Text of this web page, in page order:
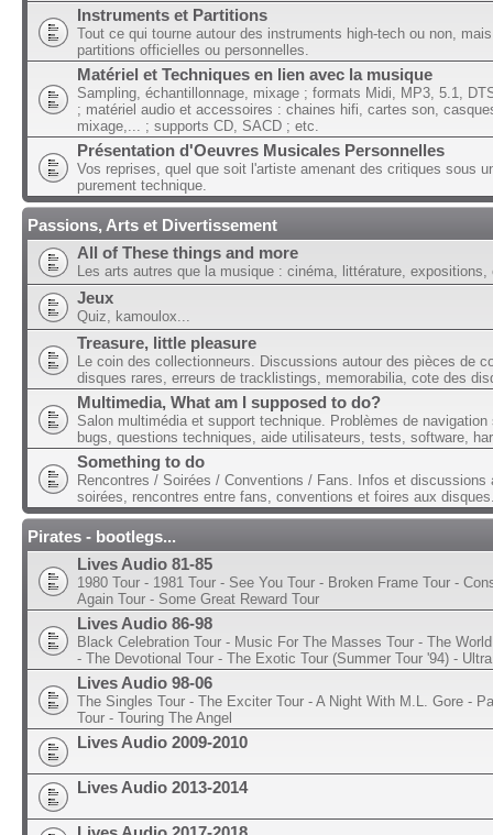
Instruments et Partitions
Tout ce qui tourne autour des instruments high-tech ou non,
partitions officielles ou personnelles.
Matériel et Techniques en lien avec la musique
Sampling, échantillonnage, mixage ; formats Midi, MP3, 5.1,
; matériel audio et accessoires : chaines hifi, cartes son,
mixage,... ; supports CD, SACD ; etc.
Présentation d'Oeuvres Musicales Personnelles
Vos reprises, quel que soit l'artiste amenant des critiques sous
purement technique.
Passions, Arts et Divertissement
All of These things and more
Les arts autres que la musique : cinéma, littérature, expositions,
Jeux
Quiz, kamoulox...
Treasure, little pleasure
Le coin des collectionneurs. Discussions autour des pièces de
disques rares, erreurs de tracklistings, memorabilia, cote des
Multimedia, What am I supposed to do?
Salon multimédia et support technique. Problèmes de navigation
bugs, questions techniques, aide utilisateurs, tests, software,
Something to do
Rencontres / Soirées / Conventions / Fans. Infos et discussions
soirées, rencontres entre fans, conventions et foires aux
Pirates - bootlegs...
Lives Audio 81-85
1980 Tour - 1981 Tour - See You Tour - Broken Frame Tour -
Again Tour - Some Great Reward Tour
Lives Audio 86-98
Black Celebration Tour - Music For The Masses Tour - The
- The Devotional Tour - The Exotic Tour (Summer Tour '94) -
Lives Audio 98-06
The Singles Tour - The Exciter Tour - A Night With M.L. Gore -
Tour - Touring The Angel
Lives Audio 2009-2010
Lives Audio 2013-2014